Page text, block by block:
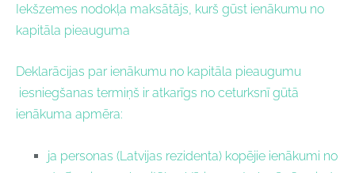
Iekšzemes nodokļa maksātājs, kurš gūst ienākumu no
kapitāla pieauguma
Deklarācijas par ienākumu no kapitāla pieaugumu
iesniegšanas termiņš ir atkarīgs no ceturksnī gūtā
ienākuma apmēra:
ja personas (Latvijas rezidenta) kopējie ienākumi no